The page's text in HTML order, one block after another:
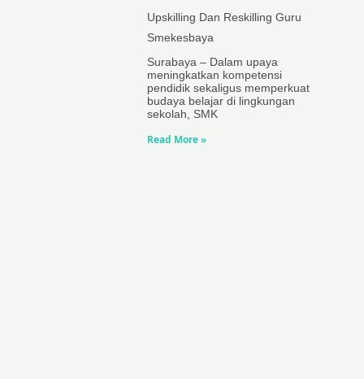
Upskilling Dan Reskilling Guru
Smekesbaya
Surabaya – Dalam upaya
meningkatkan kompetensi
pendidik sekaligus memperkuat
budaya belajar di lingkungan
sekolah, SMK
Read More »